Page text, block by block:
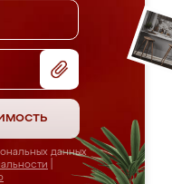
данных